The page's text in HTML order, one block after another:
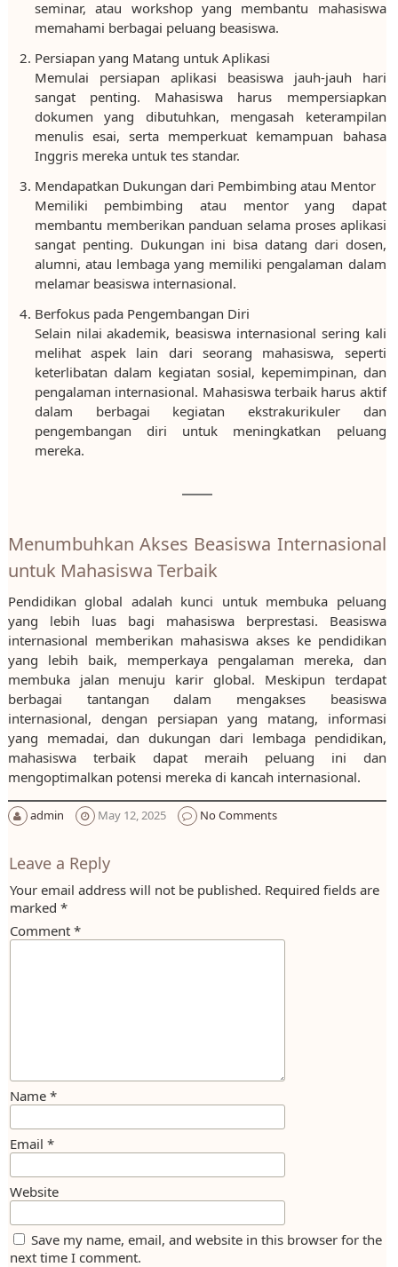
seminar, atau workshop yang membantu mahasiswa
memahami berbagai peluang beasiswa.
Persiapan yang Matang untuk Aplikasi
Memulai persiapan aplikasi beasiswa jauh-jauh hari
sangat penting. Mahasiswa harus mempersiapkan
dokumen yang dibutuhkan, mengasah keterampilan
menulis esai, serta memperkuat kemampuan bahasa
Inggris mereka untuk tes standar.
Mendapatkan Dukungan dari Pembimbing atau Mentor
Memiliki pembimbing atau mentor yang dapat
membantu memberikan panduan selama proses aplikasi
sangat penting. Dukungan ini bisa datang dari dosen,
alumni, atau lembaga yang memiliki pengalaman dalam
melamar beasiswa internasional.
Berfokus pada Pengembangan Diri
Selain nilai akademik, beasiswa internasional sering kali
melihat aspek lain dari seorang mahasiswa, seperti
keterlibatan dalam kegiatan sosial, kepemimpinan, dan
pengalaman internasional. Mahasiswa terbaik harus aktif
dalam berbagai kegiatan ekstrakurikuler dan
pengembangan diri untuk meningkatkan peluang
mereka.
Menumbuhkan Akses Beasiswa Internasional
untuk Mahasiswa Terbaik
Pendidikan global adalah kunci untuk membuka peluang
yang lebih luas bagi mahasiswa berprestasi. Beasiswa
internasional memberikan mahasiswa akses ke pendidikan
yang lebih baik, memperkaya pengalaman mereka, dan
membuka jalan menuju karir global. Meskipun terdapat
berbagai tantangan dalam mengakses beasiswa
internasional, dengan persiapan yang matang, informasi
yang memadai, dan dukungan dari lembaga pendidikan,
mahasiswa terbaik dapat meraih peluang ini dan
mengoptimalkan potensi mereka di kancah internasional.
admin May 12, 2025 No Comments
Leave a Reply
Your email address will not be published. Required fields are
marked *
Comment *
Name *
Email *
Website
Save my name, email, and website in this browser for the
next time I comment.